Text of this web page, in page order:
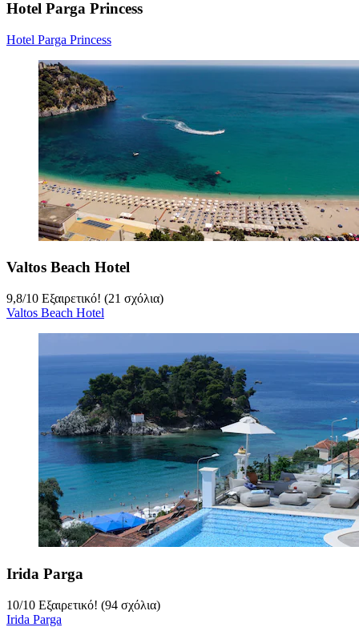
Hotel Parga Princess
Hotel Parga Princess
Valtos Beach Hotel
9,8/10 Εξαιρετικό! (21 σχόλια)
Valtos Beach Hotel
Irida Parga
10/10 Εξαιρετικό! (94 σχόλια)
Irida Parga